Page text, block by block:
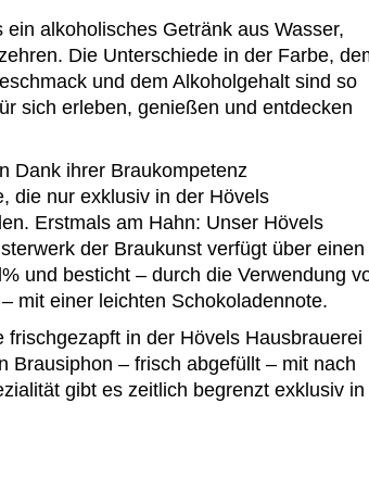
alkoholisches Getränk aus Wasser,
Die Unterschiede in der Farbe,
und dem Alkoholgehalt sind so
sich erleben, genießen und entdecken
Dank ihrer Braukompetenz
die nur exklusiv in der Hövels
Erstmals am Hahn: Unser Hövels
der Braukunst verfügt über einen
und besticht – durch die Verwendung
mit einer leichten Schokoladennote.
in der Hövels Hausbrauerei
Brausiphon – frisch abgefüllt – mit nach
gibt es zeitlich begrenzt exklusiv in